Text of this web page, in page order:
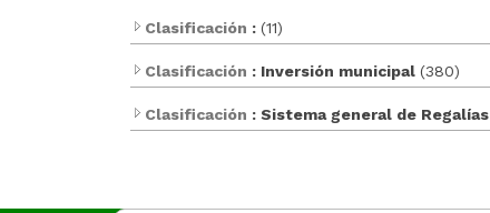
Clasificación : (11)
Clasificación : Inversión municipal (380)
Clasificación : Sistema general de Regalías